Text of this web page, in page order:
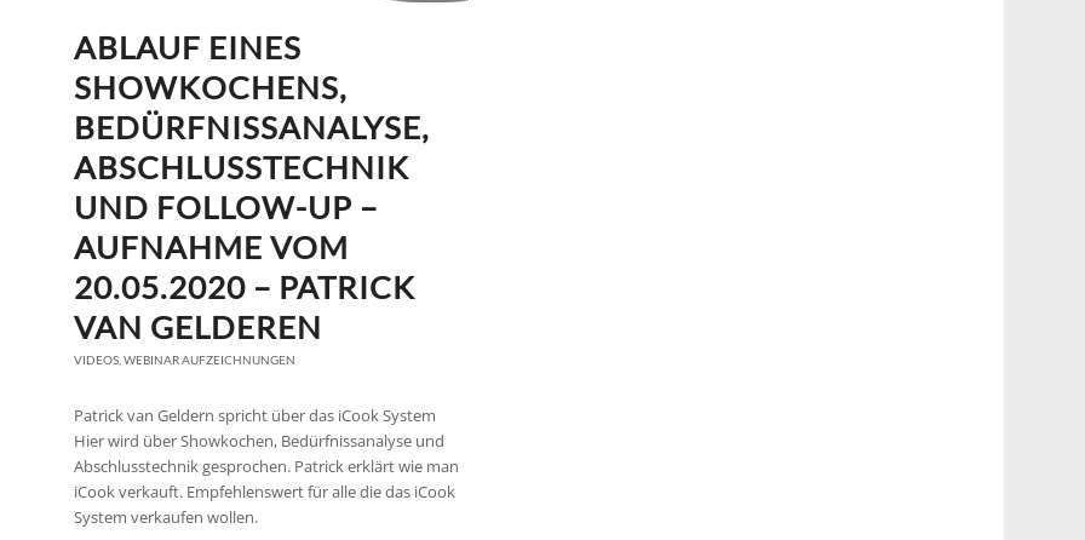
ABLAUF EINES
SHOWKOCHENS,
BEDÜRFNISSANALYSE,
ABSCHLUSSTECHNIK
UND FOLLOW-UP –
AUFNAHME VOM
20.05.2020 – PATRICK
VAN GELDEREN
VIDEOS ,WEBINAR AUFZEICHNUNGEN
Patrick van Geldern spricht über das iCook System
Hier wird über Showkochen, Bedürfnissanalyse und
Abschlusstechnik gesprochen. Patrick erklärt wie man
iCook verkauft. Empfehlenswert für alle die das iCook
System verkaufen wollen.